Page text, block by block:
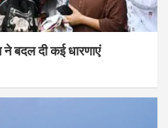
बदल दी कई धारणाएं